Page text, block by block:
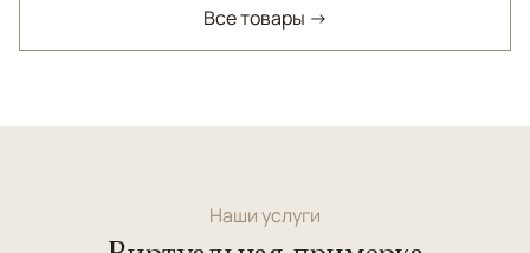
Все товары →
Наши услуги